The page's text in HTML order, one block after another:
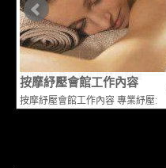
按摩紓壓會館工作內容
按摩紓壓會館工作內容 專業紓壓: